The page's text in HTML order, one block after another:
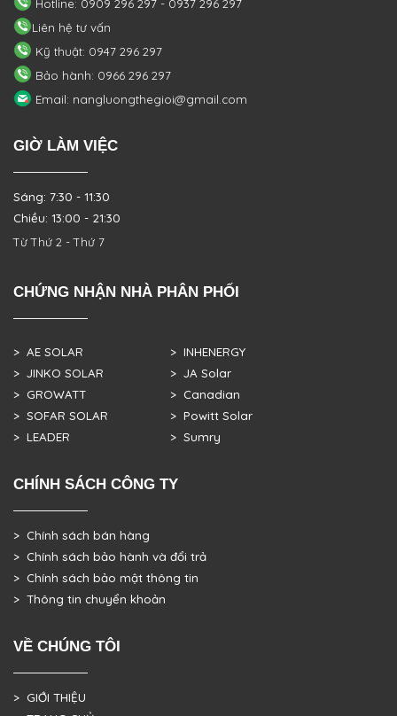
Hotline: 0909 296 297 - 0937 296 297
Liên hệ tư vấn
Kỹ thuật: 0947 296 297
Bảo hành: 0966 296 297
Email: nangluongthegioi@gmail.com
GIỜ LÀM VIỆC
Sáng: 7:30 - 11:30
Chiều: 13:00 - 21:30
Từ Thứ 2 - Thứ 7
CHỨNG NHẬN NHÀ PHÂN PHỐI
> AE SOLAR
> JINKO SOLAR
> GROWATT
> SOFAR SOLAR
> LEADER
> INHENERGY
> JA Solar
> Canadian
> Powitt Solar
> Sumry
CHÍNH SÁCH CÔNG TY
> Chính sách bán hàng
> Chính sách bảo hành và đổi trả
> Chính sách bảo mật thông tin
> Thông tin chuyển khoản
VỀ CHÚNG TÔI
> GIỚI THIỆU